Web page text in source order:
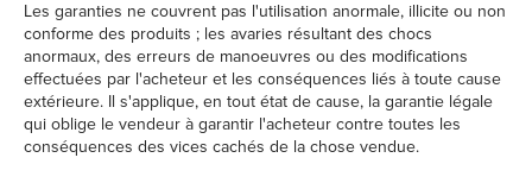
Les garanties ne couvrent pas l'utilisation anormale, illicite ou non
conforme des produits ; les avaries résultant des chocs
anormaux, des erreurs de manoeuvres ou des modifications
effectuées par l'acheteur et les conséquences liés à toute cause
extérieure. Il s'applique, en tout état de cause, la garantie légale
qui oblige le vendeur à garantir l'acheteur contre toutes les
conséquences des vices cachés de la chose vendue.